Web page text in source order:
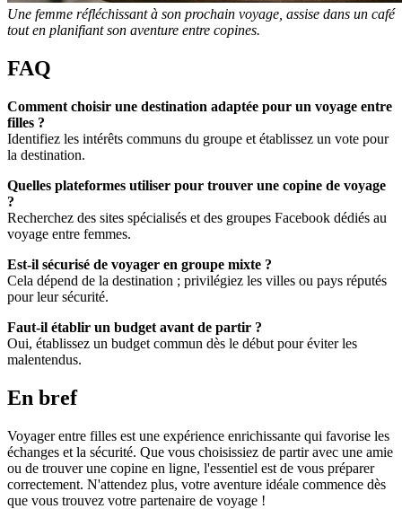
Une femme réfléchissant à son prochain voyage, assise dans un café
tout en planifiant son aventure entre copines.
FAQ
Comment choisir une destination adaptée pour un voyage entre
filles ?
Identifiez les intérêts communs du groupe et établissez un vote pour
la destination.
Quelles plateformes utiliser pour trouver une copine de voyage
?
Recherchez des sites spécialisés et des groupes Facebook dédiés au
voyage entre femmes.
Est-il sécurisé de voyager en groupe mixte ?
Cela dépend de la destination ; privilégiez les villes ou pays réputés
pour leur sécurité.
Faut-il établir un budget avant de partir ?
Oui, établissez un budget commun dès le début pour éviter les
malentendus.
En bref
Voyager entre filles est une expérience enrichissante qui favorise les
échanges et la sécurité. Que vous choisissiez de partir avec une amie
ou de trouver une copine en ligne, l'essentiel est de vous préparer
correctement. N'attendez plus, votre aventure idéale commence dès
que vous trouvez votre partenaire de voyage !